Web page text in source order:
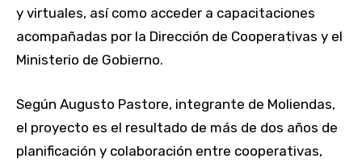
y virtuales, así como acceder a capacitaciones
acompañadas por la Dirección de Cooperativas y el
Ministerio de Gobierno.
Según Augusto Pastore, integrante de Moliendas,
el proyecto es el resultado de más de dos años de
planificación y colaboración entre cooperativas,